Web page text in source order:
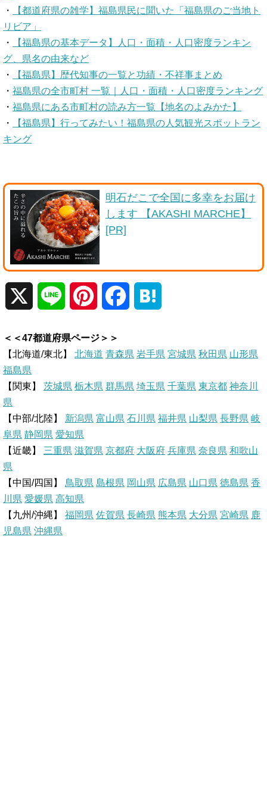
・
【都道府県の雑学】福島県民に聞いた「福島県のご当地ト
リビア」
・
【福島県の基本データ】人口・面積・人口密度ランキン
グ、県名の由来など
・
【福島県】歴代知事の一覧と功績・不祥事まとめ
・ 福島県の全市町村 一覧｜人口・面積・人口密度ランキング
・ 福島県にある市町村の読み方一覧【地名のよみかた】
・
【福島県】行ってみたい！福島県の人気観光スポットラン
キング
明石だこで全国に多幸をお届け
します 【AKASHI MARCHE】
[PR]
n n
s
t
c
k
t
＜＜47都道府県ページ＞＞
【北海道/東北】 北海道 青森県 岩手県 宮城県 秋田県 山形県
福島県
【関東】 茨城県 栃木県 群馬県 埼玉県 千葉県 東京都 神奈川
県
【中部/北陸】 新潟県 富山県 石川県 福井県 山梨県 長野県 岐
阜県 静岡県 愛知県
【近畿】 三重県 滋賀県 京都府 大阪府 兵庫県 奈良県 和歌山
県
【中国/四国】 鳥取県 島根県 岡山県 広島県 山口県 徳島県 香
川県 愛媛県 高知県
【九州/沖縄】 福岡県 佐賀県 長崎県 熊本県 大分県 宮崎県 鹿
児島県 沖縄県